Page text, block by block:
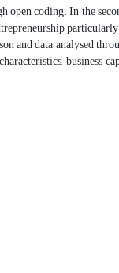
coding. In the
and data analysed
business